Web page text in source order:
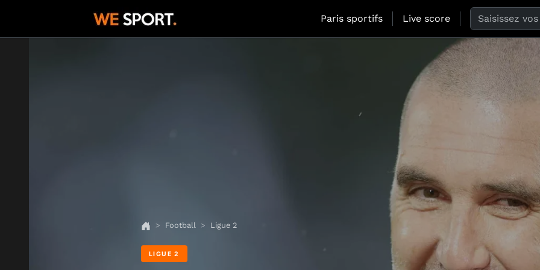
Paris sportifs Live score Search the
Football Ligue 2
LIGUE 2